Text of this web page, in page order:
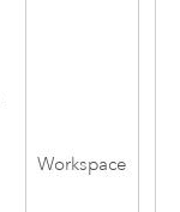
Workspace